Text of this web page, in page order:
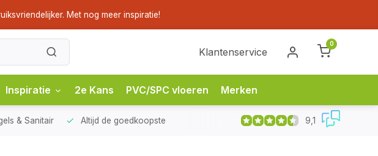
Met nog meer inspiratie!
Klantenservice
0
Inspiratie 2e Kans PVC/SPC vloeren Merken
& Sanitair Altijd de goedkoopste 9,1